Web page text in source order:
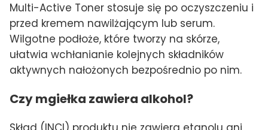
Multi-Active Toner stosuje się po oczyszczeniu i
przed kremem nawilżającym lub serum.
Wilgotne podłoże, które tworzy na skórze,
ułatwia wchłanianie kolejnych składników
aktywnych nałożonych bezpośrednio po nim.
Czy mgiełka zawiera alkohol?